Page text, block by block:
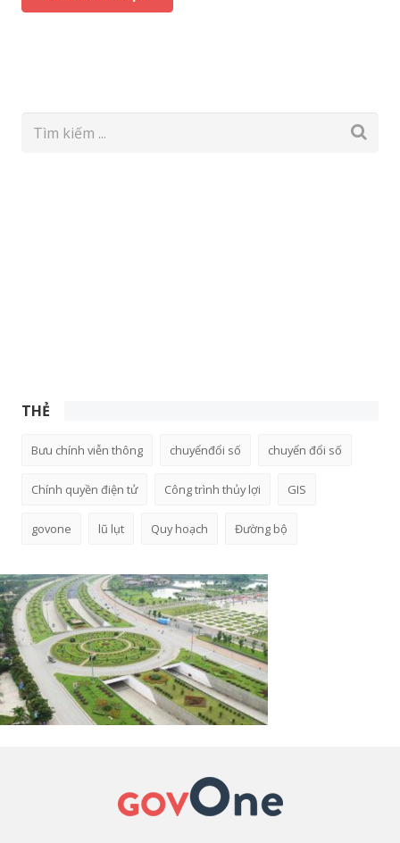
THẺ
Bưu chính viễn thông chuyểnđổi số chuyển đổi số
Chính quyền điện tử Công trình thủy lợi GIS
govone lũ lụt Quy hoạch Đường bộ